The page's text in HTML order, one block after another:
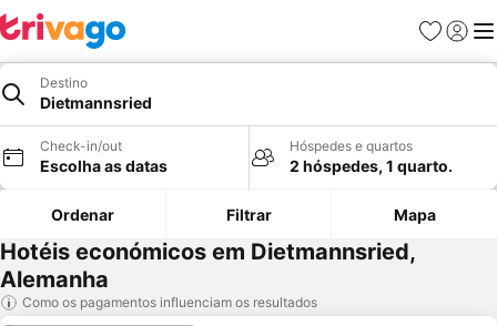
Favoritos
Iniciar
Destino
Dietmannsried
Check-in/out
Escolha as datas
Hóspedes e quartos
2 hóspedes, 1 quarto.
Ordenar Filtrar Mapa
Hotéis económicos em Dietmannsried,
Alemanha
Como os pagamentos influenciam os resultados